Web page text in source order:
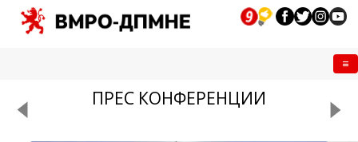
ПРЕС КОНФЕРЕНЦИИ